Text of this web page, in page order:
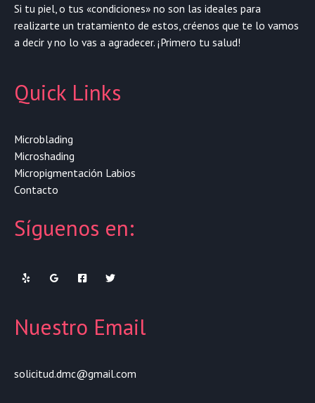
Si tu piel, o tus «condiciones» no son las ideales para
realizarte un tratamiento de estos, créenos que te lo vamos
a decir y no lo vas a agradecer. ¡Primero tu salud!
Quick Links
Microblading
Microshading
Micropigmentación Labios
Contacto
Síguenos en:
Nuestro Email
solicitud.dmc@gmail.com